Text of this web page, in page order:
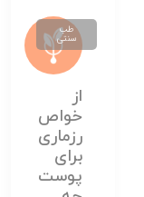
طب
سنتی
از
خواص
رزماری
برای
پوست